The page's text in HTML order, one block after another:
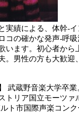
実績による、体幹-
コの確かな発声-呼
います。初心者から
。男性の方も大歓迎
武蔵野音楽大学卒
トリア国立モーツァ
ト市国際声楽コン